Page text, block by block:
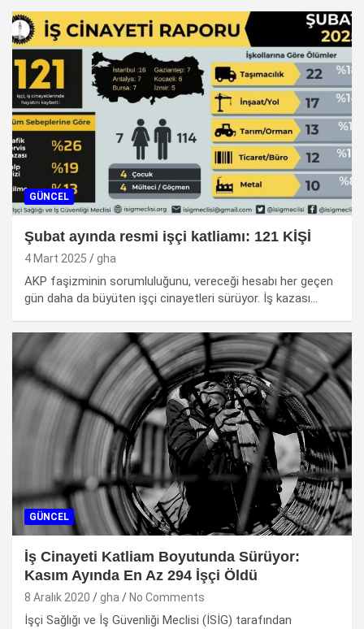
GÜNCEL
Şubat ayında resmi işçi katliamı: 121 KİŞİ
4 Mart 2025 gha
AKP faşizminin sorumluluğunu, vereceği hesabı her geçen
gün daha da büyüten işçi cinayetleri sürüyor. İş kazası…
GÜNCEL
İş Cinayeti Katliam Boyutunda Sürüyor:
Kasım Ayında En Az 294 İşçi Öldü
8 Aralık 2020 gha No Comments
İşçi Sağlığı ve İş Güvenliği Meclisi (İSİG) tarafından